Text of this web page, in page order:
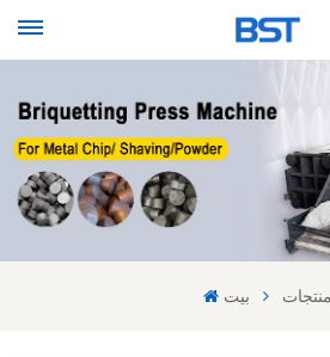
بيت منتجات